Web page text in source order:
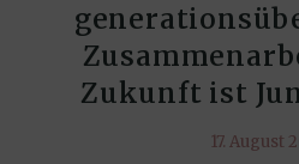
Zukunft ist
17. August